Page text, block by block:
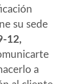
su sede
12,
a